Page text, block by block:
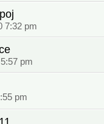
7:32 pm
pm
pm